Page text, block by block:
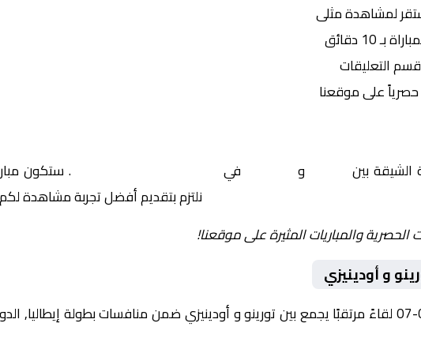
لمشاهدة مثلى
10 دقائق
التعليقات
حصرياً على موقعنا
الشيقة بين و في
. ستكون
نلتزم بتقديم أفضل تجربة مشاهدة
الحصرية والمباريات المثيرة على موقعنا!
و أودينيزي